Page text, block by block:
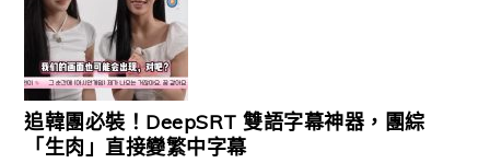
追韓團必裝！DeepSRT 雙語字幕神器，團綜
「生肉」直接變繁中字幕